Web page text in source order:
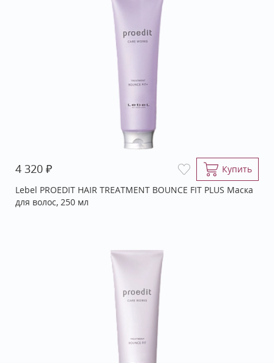
4 320 ₽
Купить
Lebel PROEDIT HAIR TREATMENT BOUNCE FIT PLUS Маска
для волос, 250 мл